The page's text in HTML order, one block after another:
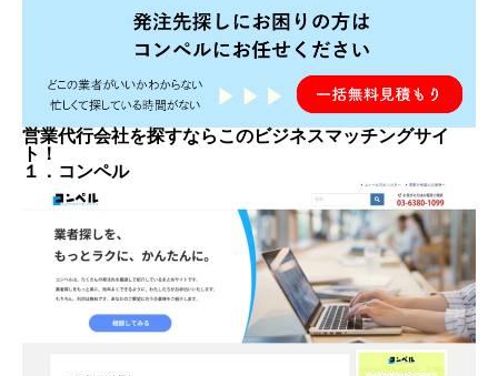
営業代行会社を探すならこのビジネスマッチングサイ
ト！
１．コンペル